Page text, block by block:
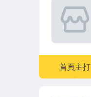
首頁主打